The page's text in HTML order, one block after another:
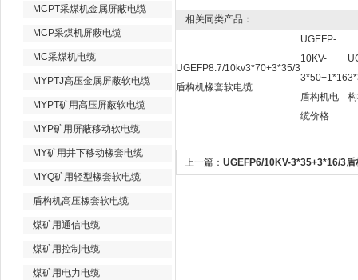
- MCPT采煤机金属屏蔽电缆
- MCP采煤机屏蔽电缆
- MC采煤机电缆
- MYPTJ高压金属屏蔽软电缆
- MYPT矿用高压屏蔽软电缆
- MYP矿用屏蔽移动软电缆
- MY矿用井下移动橡套电缆
- MYQ矿用轻型橡套软电缆
- 盾构机高压橡套软电缆
- 煤矿用通信电缆
- 煤矿用控制电缆
- 煤矿用电力电缆
相关同类产品：
UGEFP8.7/10kv3*70+3*35/3
盾构机橡套软电缆
UGEFP-
10KV-
3*50+1*16
盾构机电
缆价格
上一篇： UGEFP6/10KV-3*35+3*16/3盾